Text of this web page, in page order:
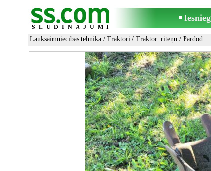
SLUDINĀJUMI
Lauksaimniecības tehnika / Traktori / Traktori riteņu / Pārdod